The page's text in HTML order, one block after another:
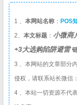
1 、 本网站名称 ： POS
2、 本文标题 ： 小微商
+3大选购陷阱避雷
3 、本网站的文章部分
侵权，请联系站长微信：
4 、本站一切资源不代